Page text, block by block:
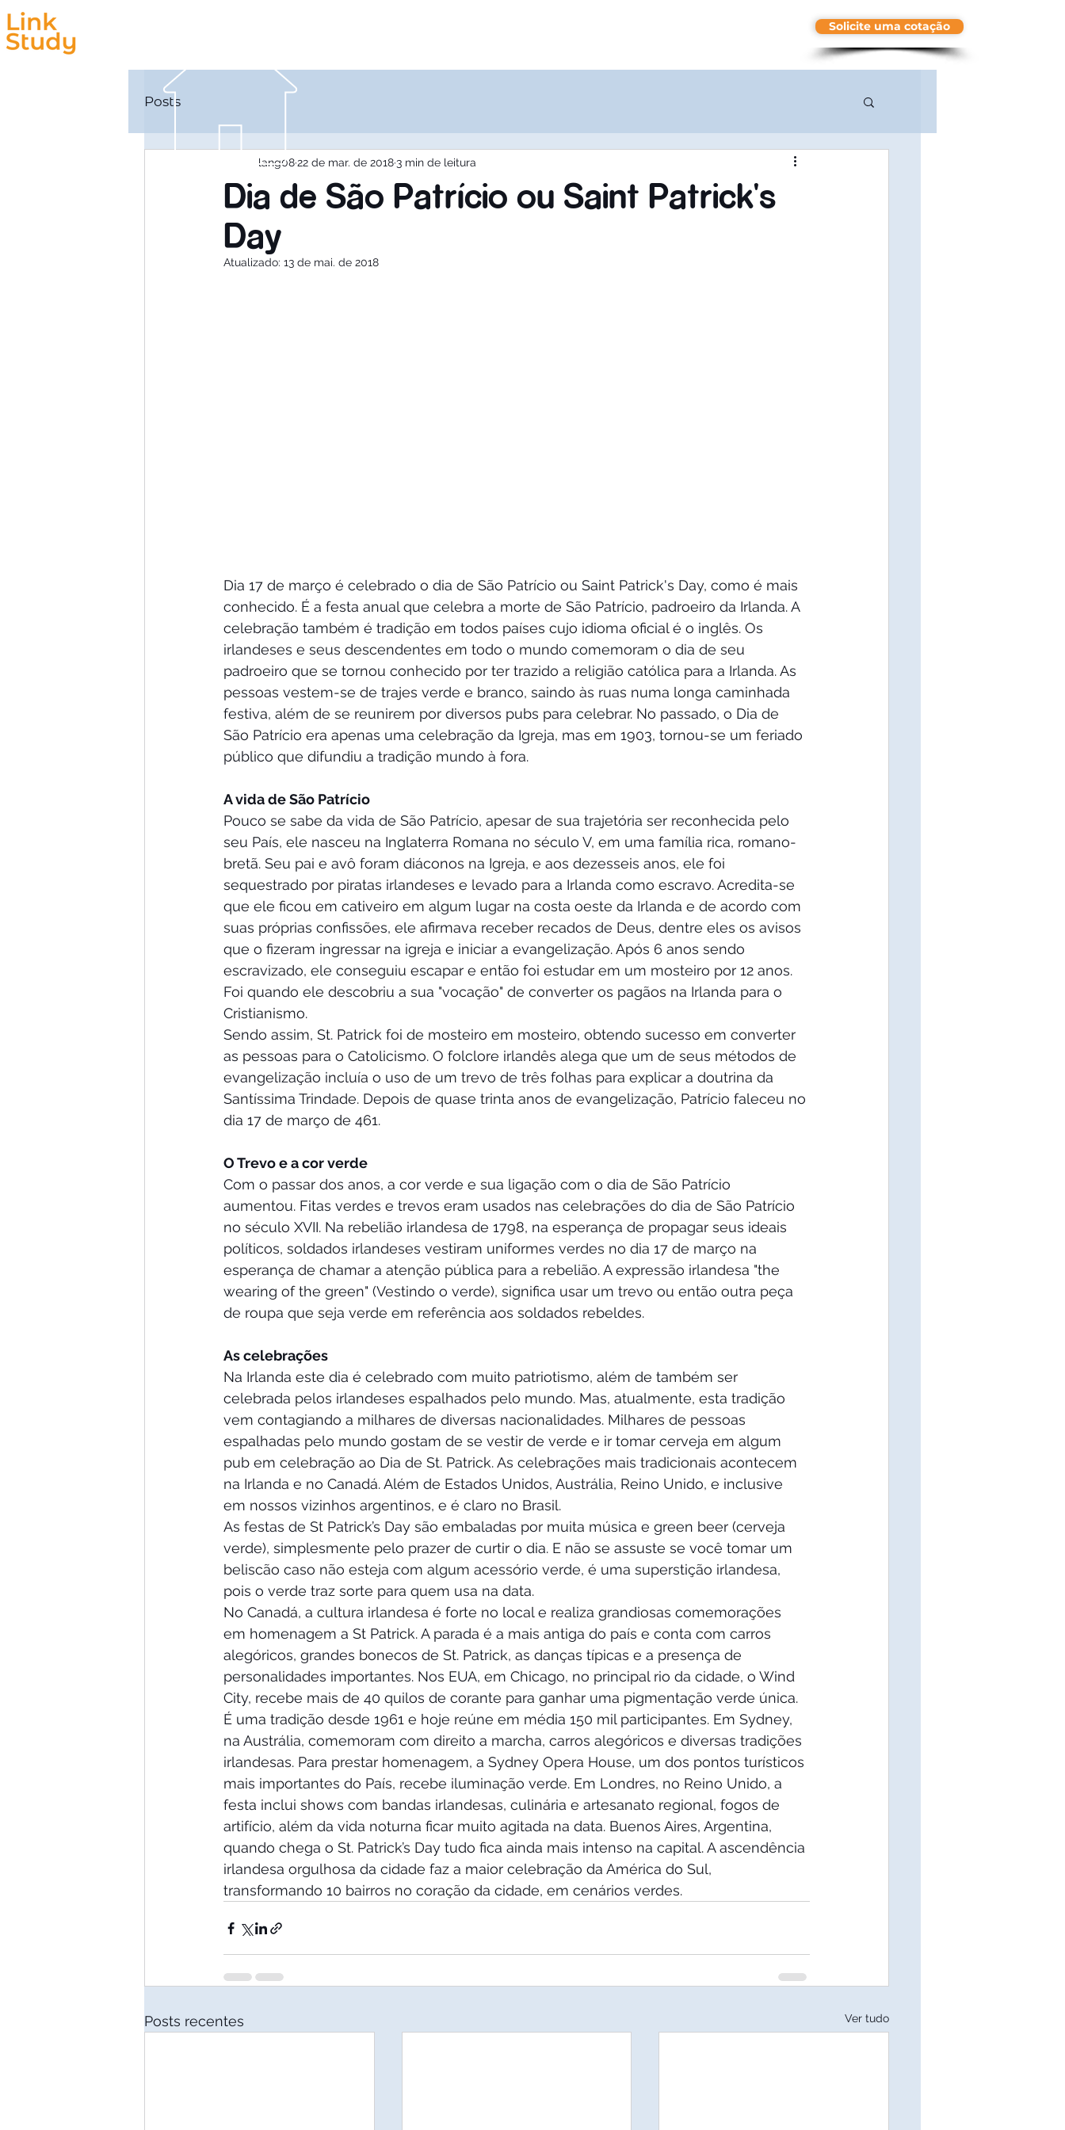
Solicite uma cotação
Posts
Dia de São Patrício ou Saint Patrick's
Day
lang0822 de mar. de 20183 min de leitura
Atualizado: 13 de mai. de 2018
Dia 17 de março é celebrado o dia de São Patrício ou Saint Patrick's Day, como é mais
conhecido. É a festa anual que celebra a morte de São Patrício, padroeiro da Irlanda. A
celebração também é tradição em todos países cujo idioma oficial é o inglês. Os
irlandeses e seus descendentes em todo o mundo comemoram o dia de seu
padroeiro que se tornou conhecido por ter trazido a religião católica para a Irlanda. As
pessoas vestem-se de trajes verde e branco, saindo às ruas numa longa caminhada
festiva, além de se reunirem por diversos pubs para celebrar. No passado, o Dia de
São Patrício era apenas uma celebração da Igreja, mas em 1903, tornou-se um feriado
público que difundiu a tradição mundo à fora.
A vida de São Patrício
Pouco se sabe da vida de São Patrício, apesar de sua trajetória ser reconhecida pelo
seu País, ele nasceu na Inglaterra Romana no século V, em uma família rica, romano-
bretã. Seu pai e avô foram diáconos na Igreja, e aos dezesseis anos, ele foi
sequestrado por piratas irlandeses e levado para a Irlanda como escravo. Acredita-se
que ele ficou em cativeiro em algum lugar na costa oeste da Irlanda e de acordo com
suas próprias confissões, ele afirmava receber recados de Deus, dentre eles os avisos
que o fizeram ingressar na igreja e iniciar a evangelização. Após 6 anos sendo
escravizado, ele conseguiu escapar e então foi estudar em um mosteiro por 12 anos.
Foi quando ele descobriu a sua "vocação" de converter os pagãos na Irlanda para o
Cristianismo.
Sendo assim, St. Patrick foi de mosteiro em mosteiro, obtendo sucesso em converter
as pessoas para o Catolicismo. O folclore irlandês alega que um de seus métodos de
evangelização incluía o uso de um trevo de três folhas para explicar a doutrina da
Santíssima Trindade. Depois de quase trinta anos de evangelização, Patrício faleceu no
dia 17 de março de 461.
O Trevo e a cor verde
Com o passar dos anos, a cor verde e sua ligação com o dia de São Patrício
aumentou. Fitas verdes e trevos eram usados nas celebrações do dia de São Patrício
no século XVII. Na rebelião irlandesa de 1798, na esperança de propagar seus ideais
políticos, soldados irlandeses vestiram uniformes verdes no dia 17 de março na
esperança de chamar a atenção pública para a rebelião. A expressão irlandesa "the
wearing of the green" (Vestindo o verde), significa usar um trevo ou então outra peça
de roupa que seja verde em referência aos soldados rebeldes.
As celebrações
Na Irlanda este dia é celebrado com muito patriotismo, além de também ser
celebrada pelos irlandeses espalhados pelo mundo. Mas, atualmente, esta tradição
vem contagiando a milhares de diversas nacionalidades. Milhares de pessoas
espalhadas pelo mundo gostam de se vestir de verde e ir tomar cerveja em algum
pub em celebração ao Dia de St. Patrick. As celebrações mais tradicionais acontecem
na Irlanda e no Canadá. Além de Estados Unidos, Austrália, Reino Unido, e inclusive
em nossos vizinhos argentinos, e é claro no Brasil.
As festas de St Patrick’s Day são embaladas por muita música e green beer (cerveja
verde), simplesmente pelo prazer de curtir o dia. E não se assuste se você tomar um
beliscão caso não esteja com algum acessório verde, é uma superstição irlandesa,
pois o verde traz sorte para quem usa na data.
No Canadá, a cultura irlandesa é forte no local e realiza grandiosas comemorações
em homenagem a St Patrick. A parada é a mais antiga do país e conta com carros
alegóricos, grandes bonecos de St. Patrick, as danças típicas e a presença de
personalidades importantes. Nos EUA, em Chicago, no principal rio da cidade, o Wind
City, recebe mais de 40 quilos de corante para ganhar uma pigmentação verde única.
É uma tradição desde 1961 e hoje reúne em média 150 mil participantes. Em Sydney,
na Austrália, comemoram com direito a marcha, carros alegóricos e diversas tradições
irlandesas. Para prestar homenagem, a Sydney Opera House, um dos pontos turísticos
mais importantes do País, recebe iluminação verde. Em Londres, no Reino Unido, a
festa inclui shows com bandas irlandesas, culinária e artesanato regional, fogos de
artifício, além da vida noturna ficar muito agitada na data. Buenos Aires, Argentina,
quando chega o St. Patrick’s Day tudo fica ainda mais intenso na capital. A ascendência
irlandesa orgulhosa da cidade faz a maior celebração da América do Sul,
transformando 10 bairros no coração da cidade, em cenários verdes.
Posts recentes Ver tudo